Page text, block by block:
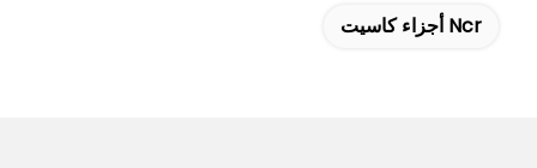
Ncr أجزاء كاسيت